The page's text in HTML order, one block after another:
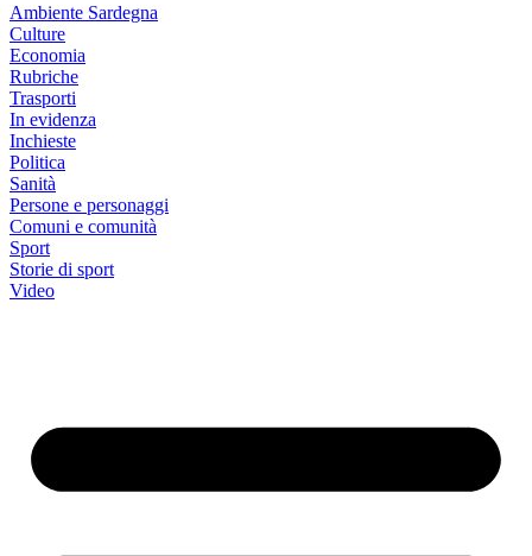
Ambiente Sardegna
Culture
Economia
Rubriche
Trasporti
In evidenza
Inchieste
Politica
Sanità
Persone e personaggi
Comuni e comunità
Sport
Storie di sport
Video